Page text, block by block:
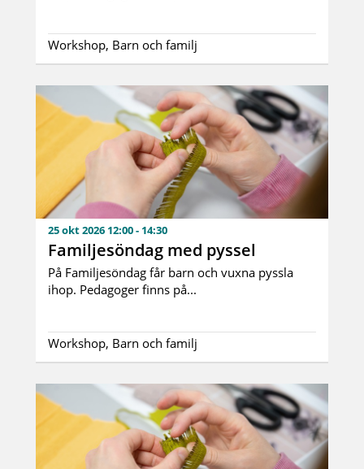
Workshop, Barn och familj
25 okt 2026 12:00 - 14:30
Familjesöndag med pyssel
På Familjesöndag får barn och vuxna pyssla
ihop. Pedagoger finns på...
Workshop, Barn och familj